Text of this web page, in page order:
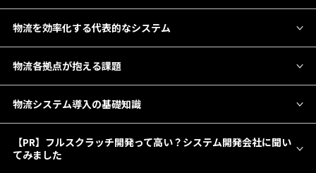
物流を効率化する代表的なシステム
物流各拠点が抱える課題
物流システム導入の基礎知識
【PR】フルスクラッチ開発って高い？システム開発会社に聞い
てみました